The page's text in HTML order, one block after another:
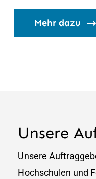
Mehr dazu
Unsere
Unsere
Hochschulen und